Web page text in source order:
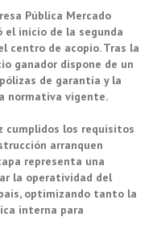
Pública Mercado
el inicio de la segunda
centro de acopio. Tras la
ganador dispone de un
de garantía y la
normativa vigente.
cumplidos los requisitos
arranquen
representa una
la operatividad del
optimizando tanto la
interna para